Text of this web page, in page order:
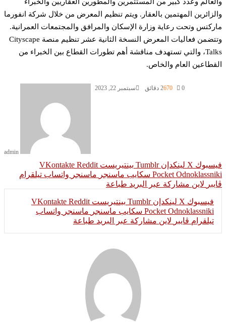
المهتمين بالعقار. ويتم تنظيم المعرض من خلال شركة انفورما
وتحت رعاية وزارة الإسكان والمرافق والمجتمعات العمرانية.
وتتضمن فعاليات المعرض النسخة الثانية عشر تنظيم منصة Cityscape
Talks، والتي تستهدف مناقشة أهم تطورات القطاع بين الخبراء من
العام والخاص.
admin
سبتمبر 22, 2023 670 2 دقائق
‫X لينكدإن بينتيريست
‫Pocket سكايب ماسنجر ماسنجر واتساب تيلقرام
لاين مشاركة عبر البريد طباعة
فيسبوك ‫X لينكدإن بينتيريست
Odnoklassniki
‫Pocket سكايب ماسنجر ماسنجر واتساب
تيلقرام ڤايبر لاين مشاركة عبر البريد طباعة